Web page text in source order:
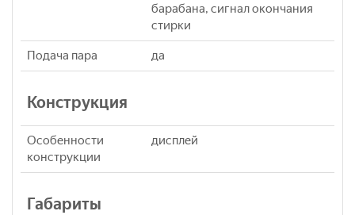
барабана, сигнал окончания
стирки
Подача пара да
Конструкция
Особенности
конструкции
дисплей
Габариты